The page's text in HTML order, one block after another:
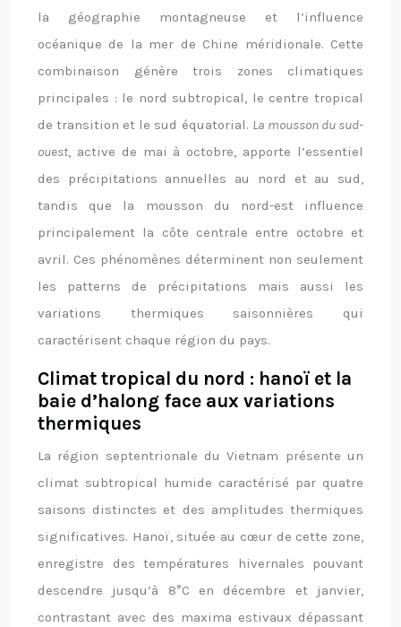
la géographie montagneuse et l’influence
océanique de la mer de Chine méridionale. Cette
combinaison génère trois zones climatiques
principales : le nord subtropical, le centre tropical
de transition et le sud équatorial. La mousson du sud-
ouest, active de mai à octobre, apporte l’essentiel
des précipitations annuelles au nord et au sud,
tandis que la mousson du nord-est influence
principalement la côte centrale entre octobre et
avril. Ces phénomènes déterminent non seulement
les patterns de précipitations mais aussi les
variations thermiques saisonnières qui
caractérisent chaque région du pays.
Climat tropical du nord : hanoï et la
baie d’halong face aux variations
thermiques
La région septentrionale du Vietnam présente un
climat subtropical humide caractérisé par quatre
saisons distinctes et des amplitudes thermiques
significatives. Hanoï, située au cœur de cette zone,
enregistre des températures hivernales pouvant
descendre jusqu’à 8°C en décembre et janvier,
contrastant avec des maxima estivaux dépassant